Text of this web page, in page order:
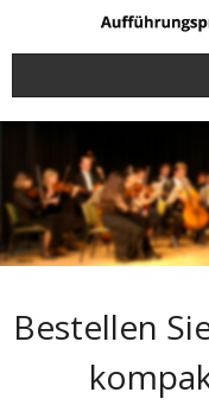
Buchbestellung
Leseproben
Der Autor
Kontakt
Bestellen